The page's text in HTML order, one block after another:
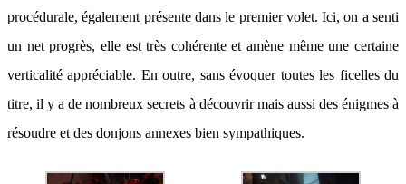
procédurale, également présente dans le premier volet. Ici, on a senti
un net progrès, elle est très cohérente et amène même une certaine
verticalité appréciable. En outre, sans évoquer toutes les ficelles du
titre, il y a de nombreux secrets à découvrir mais aussi des énigmes à
résoudre et des donjons annexes bien sympathiques.